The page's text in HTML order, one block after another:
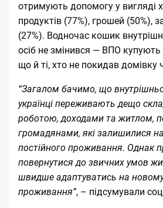
отримують допомогу у вигляді
продуктів (77%), грошей (50%),
(27%). Водночас кошик
осіб не змінився — ВПО купують
що й ті, хто не покидав домівку
“Загалом бачимо, що
українці переживають дещо
роботою, доходами та житлом,
громадянами, які залишилися
постійного проживання. Однак
повернутися до звичних умов
швидше адаптуватись на новому
проживання”, – підсумували